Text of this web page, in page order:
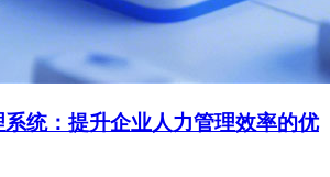
系统：提升企业人力管理效率的优